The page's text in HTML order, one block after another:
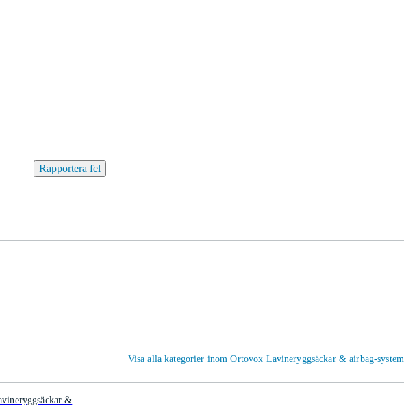
Rapportera fel
Visa alla kategorier inom Ortovox Lavineryggsäckar & airbag-system
&